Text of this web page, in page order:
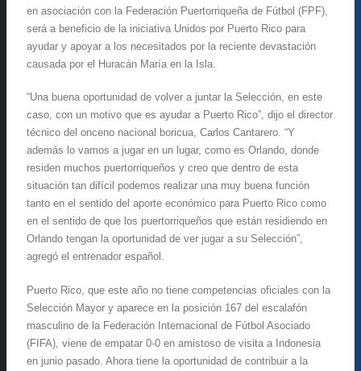
en asociación con la Federación Puertorriqueña de Fútbol (FPF),
será a beneficio de la iniciativa Unidos por Puerto Rico para
ayudar y apoyar a los necesitados por la reciente devastación
causada por el Huracán María en la Isla.
“Una buena oportunidad de volver a juntar la Selección, en este
caso, con un motivo que es ayudar a Puerto Rico”, dijo el director
técnico del onceno nacional boricua, Carlos Cantarero. “Y
además lo vamos a jugar en un lugar, como es Orlando, donde
residen muchos puertorriqueños y creo que dentro de esta
situación tan difícil podemos realizar una muy buena función
tanto en el sentido del aporte económico para Puerto Rico como
en el sentido de que los puertorriqueños que están residiendo en
Orlando tengan la oportunidad de ver jugar a su Selección”,
agregó el entrenador español.
Puerto Rico, que este año no tiene competencias oficiales con la
Selección Mayor y aparece en la posición 167 del escalafón
masculino de la Federación Internacional de Fútbol Asociado
(FIFA), viene de empatar 0-0 en amistoso de visita a Indonesia
en junio pasado. Ahora tiene la oportunidad de contribuir a la